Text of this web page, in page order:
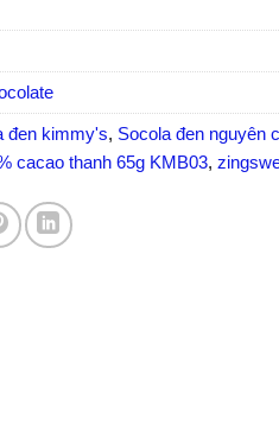
đen kimmy's, Socola đen nguyên
cacao thanh 65g KMB03,